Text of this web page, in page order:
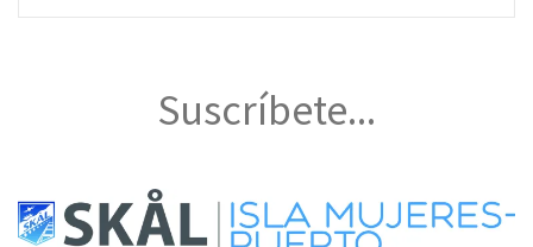
Suscríbete...